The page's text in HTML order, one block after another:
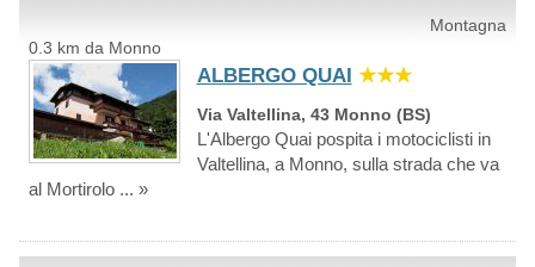
Montagna
0.3 km da Monno
ALBERGO QUAI ★★★
Via Valtellina, 43 Monno (BS)
L'Albergo Quai pospita i motociclisti in
Valtellina, a Monno, sulla strada che va
al Mortirolo ... »